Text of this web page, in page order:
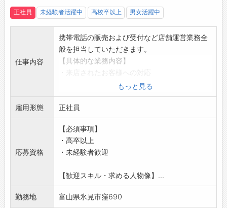
正社員 未経験者活躍中 高校卒以上 男女活躍中
仕事内容
携帯電話の販売および受付など店舗運営業務全
般を担当していただきます。
【具体的な業務内容】
・新サービス・プランのご案内
◎店舗配属後は、シンプルな業務からお任せし
ます！
【おすすめポイント】
◇未経験の方・ブランクがある方もOK！
・充実した研修とサポート体制で安心してスタ
ートできます◎
・みんなで協力しながら、目標達成を目指して
業務に取り組みます＾＾
◇携帯キャリアの乗り換え不要♪
もっと見る
雇用形態 正社員
応募資格
【必須事項】
・高卒以上
・未経験者歓迎
【歓迎スキル・求める人物像】...
勤務地 富山県氷見市窪690